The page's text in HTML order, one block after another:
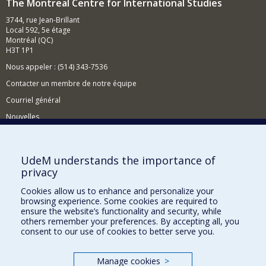
The Montreal Centre for International Studies
3744, rue Jean-Brillant
Local 592, 5e étage
Montréal (QC)
H3T 1P1
Nous appeler : (514) 343-7536
Contacter un membre de notre équipe
Courriel général
Nouvelles
Comment soutenir le CÉRIUM?
BESOIN D'AIDE?
Plan du site
Signaler une erreur
Accessibilité
UdeM understands the importance of
privacy
Cookies allow us to enhance and personalize your
browsing experience. Some cookies are required to
ensure the website’s functionality and security, while
others remember your preferences. By accepting all, you
consent to our use of cookies to better serve you.
Manage cookies >